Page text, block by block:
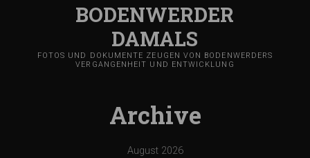
BODENWERDER
DAMALS
FOTOS UND DOKUMENTE ZEUGEN VON BODENWERDERS
VERGANGENHEIT UND ENTWICKLUNG
Archive
August 2026